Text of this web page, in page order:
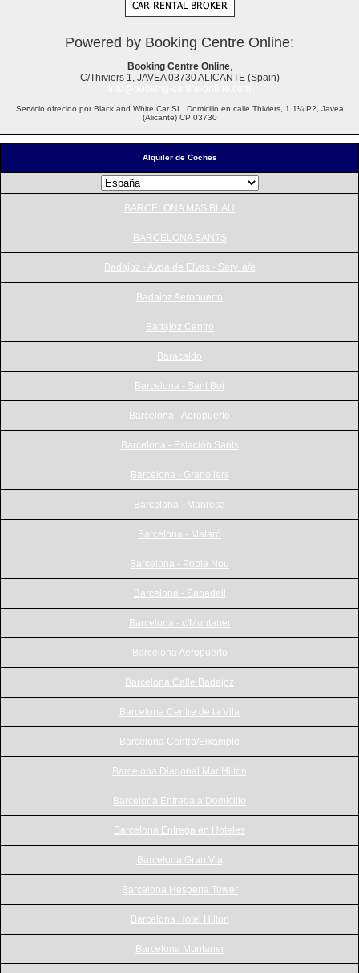
Alquiler de Coches
BARCELONA MAS BLAU
BARCELONA SANTS
Badajoz - Avda.de Elvas - Serv. a/e
Badajoz Aeropuerto
Badajoz Centro
Baracaldo
Barcelona - Sant Boi
Barcelona - Aeropuerto
Barcelona - Estación Sants
Barcelona - Granollers
Barcelona - Manresa
Barcelona - Mataró
Barcelona - Poble Nou
Barcelona - Sabadell
Barcelona - c/Muntaner
Barcelona Aeropuerto
Barcelona Calle Badajoz
Barcelona Centre de la Vila
Barcelona Centro/Eixample
Barcelona Diagonal Mar Hilton
Barcelona Entrega a Domicilio
Barcelona Entrega en Hoteles
Barcelona Gran Via
Barcelona Hesperia Tower
Barcelona Hotel Hilton
Barcelona Muntaner
Powered by Booking Centre Online:
Booking Centre Online,
C/Thiviers 1, JAVEA 03730 ALICANTE (Spain)
Servicio ofrecido por Black and White Car SL. Domicilio en calle Thiviers, 1 1¼ P2, Javea
(Alicante) CP 03730